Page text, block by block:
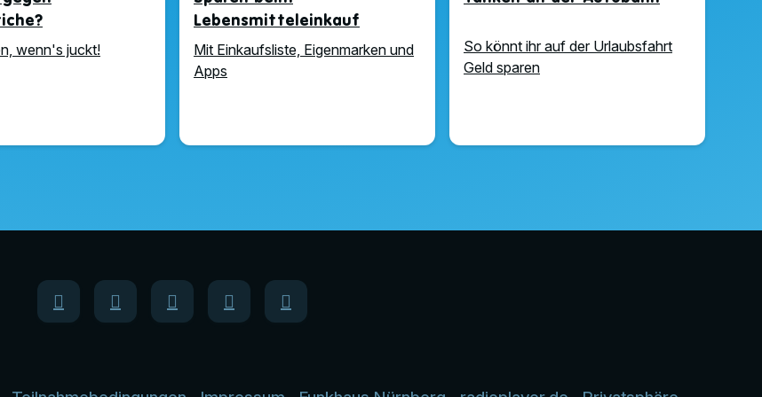
wenn's juckt!
Lebensmitteleinkauf
Mit Einkaufsliste, Eigenmarken und
Apps
So könnt ihr auf der Urlaubsfahrt
Geld sparen